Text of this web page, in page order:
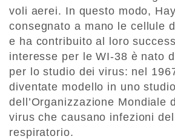
voli aerei. In questo modo,
consegnato a mano le cellule
e ha contribuito al loro
interesse per le WI-38 è nato
per lo studio dei virus: nel
diventate modello in uno studio
dell’Organizzazione Mondiale
virus che causano infezioni
respiratorio.